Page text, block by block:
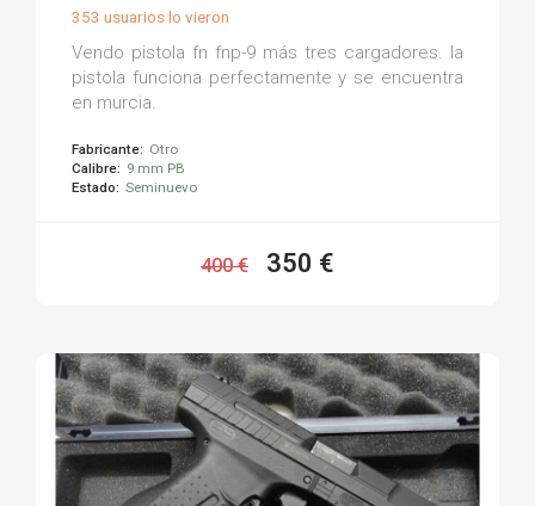
353 usuarios lo vieron
Vendo pistola fn fnp-9 más tres cargadores. la
pistola funciona perfectamente y se encuentra
en murcia.
Fabricante: Otro
Calibre: 9 mm PB
Estado: Seminuevo
400 € 350 €